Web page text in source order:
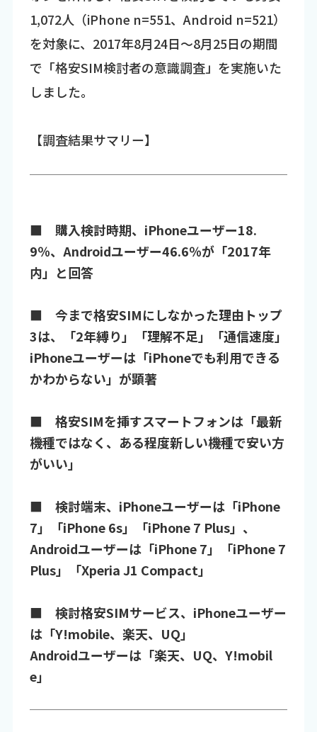
1,072人（iPhone n=551、Android n=521）
を対象に、2017年8月24日～8月25日の期間
で「格安SIM検討者の意識調査」を実施いた
しました。
【調査結果サマリー】
■ 購入検討時期、iPhoneユーザー18.
9％、Androidユーザー46.6％が「2017年
内」と回答
■ 今まで格安SIMにしなかった理由トップ
3は、「2年縛り」「理解不足」「通信速度」
iPhoneユーザーは「iPhoneでも利用できる
かわからない」が顕著
■ 格安SIMを挿すスマートフォンは「最新
機種ではなく、ある程度新しい機種で安い方
がいい」
■ 検討端末、iPhoneユーザーは「iPhone
7」「iPhone 6s」「iPhone 7 Plus」、
Androidユーザーは「iPhone 7」「iPhone 7
Plus」「Xperia J1 Compact」
■ 検討格安SIMサービス、iPhoneユーザー
は「Y!mobile、楽天、UQ」
Androidユーザーは「楽天、UQ、Y!mobil
e」